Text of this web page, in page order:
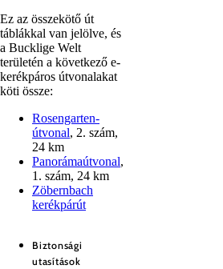
Ez az összekötő út
táblákkal van jelölve, és
a Bucklige Welt
területén a következő e-
kerékpáros útvonalakat
köti össze:
Rosengarten-
útvonal, 2. szám,
24 km
Panorámaútvonal,
1. szám, 24 km
Zöbernbach
kerékpárút
Biztonsági
utasítások